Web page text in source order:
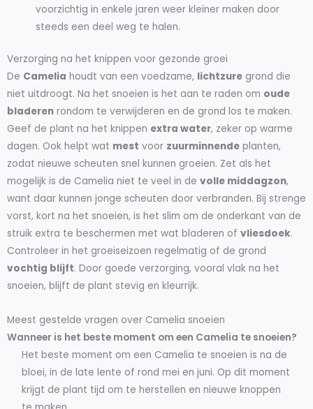
voorzichtig in enkele jaren weer kleiner maken door
steeds een deel weg te halen.
Verzorging na het knippen voor gezonde groei
De Camelia houdt van een voedzame, lichtzure grond die
niet uitdroogt. Na het snoeien is het aan te raden om oude
bladeren rondom te verwijderen en de grond los te maken.
Geef de plant na het knippen extra water, zeker op warme
dagen. Ook helpt wat mest voor zuurminnende planten,
zodat nieuwe scheuten snel kunnen groeien. Zet als het
mogelijk is de Camelia niet te veel in de volle middagzon,
want daar kunnen jonge scheuten door verbranden. Bij strenge
vorst, kort na het snoeien, is het slim om de onderkant van de
struik extra te beschermen met wat bladeren of vliesdoek.
Controleer in het groeiseizoen regelmatig of de grond
vochtig blijft. Door goede verzorging, vooral vlak na het
snoeien, blijft de plant stevig en kleurrijk.
Meest gestelde vragen over Camelia snoeien
Wanneer is het beste moment om een Camelia te snoeien?
Het beste moment om een Camelia te snoeien is na de
bloei, in de late lente of rond mei en juni. Op dit moment
krijgt de plant tijd om te herstellen en nieuwe knoppen